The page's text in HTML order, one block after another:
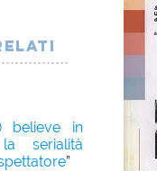
believe in
serialità
”